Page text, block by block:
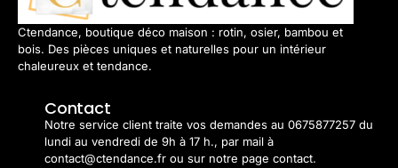
Ctendance, boutique déco maison : rotin, osier, bambou et
bois. Des pièces uniques et naturelles pour un intérieur
chaleureux et tendance.
Contact
Notre service client traite vos demandes au 0675877257 du
lundi au vendredi de 9h à 17 h., par mail à
contact@ctendance.fr ou sur notre page contact.